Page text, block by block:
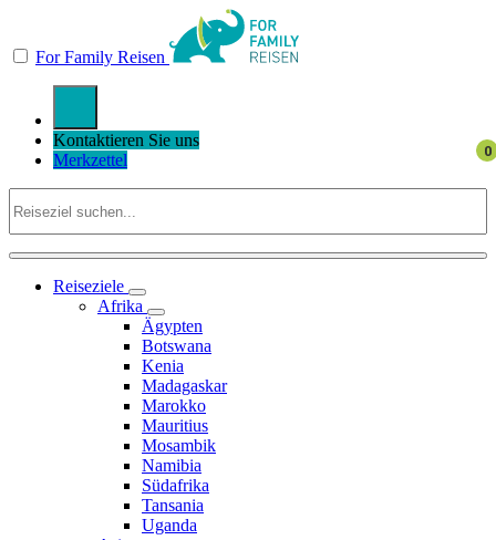
For Family Reisen
Kontaktieren Sie uns
Merkzettel
Reiseziele
Afrika
Ägypten
Botswana
Kenia
Madagaskar
Marokko
Mauritius
Mosambik
Namibia
Südafrika
Tansania
Uganda